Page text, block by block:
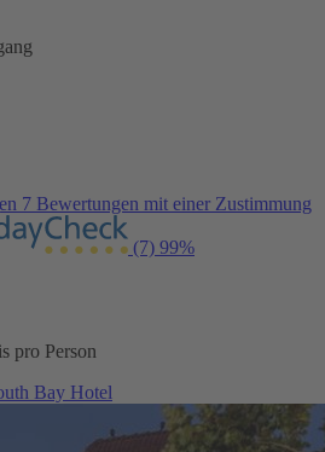
7 Bewertungen mit einer Zustimmung
(7) 99%
pro Person
Bay Hotel